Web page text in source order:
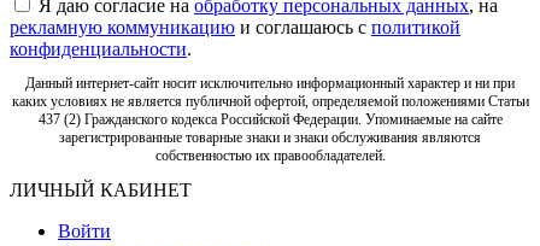
Я даю согласие на обработку персональных данных, на
рекламную коммуникацию и соглашаюсь с политикой
конфиденциальности.
Данный интернет-сайт носит исключительно информационный характер и ни при
каких условиях не является публичной офертой, определяемой положениями Статьи
437 (2) Гражданского кодекса Российской Федерации. Упоминаемые на сайте
зарегистрированные товарные знаки и знаки обслуживания являются
собственностью их правообладателей.
ЛИЧНЫЙ КАБИНЕТ
Войти